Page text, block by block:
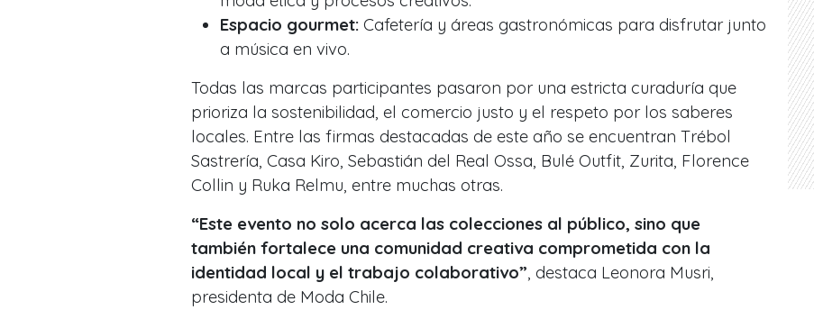
Espacio gourmet: Cafetería y áreas gastronómicas para disfrutar junto
a música en vivo.
Todas las marcas participantes pasaron por una estricta curaduría que
prioriza la sostenibilidad, el comercio justo y el respeto por los saberes
locales. Entre las firmas destacadas de este año se encuentran Trébol
Sastrería, Casa Kiro, Sebastián del Real Ossa, Bulé Outfit, Zurita, Florence
Collin y Ruka Relmu, entre muchas otras.
“Este evento no solo acerca las colecciones al público, sino que
también fortalece una comunidad creativa comprometida con la
identidad local y el trabajo colaborativo” , destaca Leonora Musri,
presidenta de Moda Chile.